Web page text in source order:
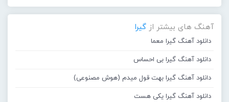
آهنگ های بیشتر از گیرا
دانلود آهنگ گیرا معما
دانلود آهنگ گیرا بی احساس
دانلود آهنگ گیرا بهت قول میدم (هوش مصنوعی)
دانلود آهنگ گیرا یکی هست